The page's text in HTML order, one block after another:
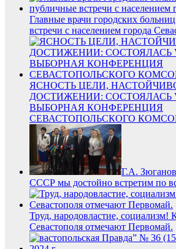
Главные врачи городских
встречи с населением города
ЯСНОСТЬ ЦЕЛИ,
ДОСТИЖЕНИИ: СОСТОЯЛАСЬ
ВЫБОРНАЯ КОНФЕРЕНЦИЯ
СЕВАСТОПОЛЬСКОГО
Г.А.
СССР мы достойно встретим по
Труд, народовластие, социализм!
Севастополя отмечают Первомай.